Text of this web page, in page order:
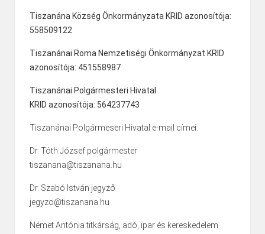
Tiszanána Község Önkormányzata KRID azonosítója:
558509122
Tiszanánai Roma Nemzetiségi Önkormányzat KRID
azonosítója: 451558987
Tiszanánai Polgármesteri Hivatal
KRID azonosítója: 564237743
Tiszanánai Polgármeseri Hivatal e-mail címei:
Dr. Tóth József polgármester
tiszanana@tiszanana.hu
Dr. Szabó István jegyző
jegyzo@tiszanana.hu
Német Antónia titkárság, adó, ipar és kereskedelem